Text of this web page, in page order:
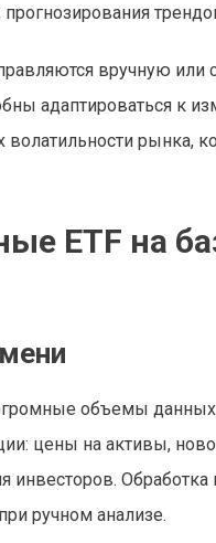
вручную
адаптироваться к
рынка,
ETF на
объемы
цены на активы,
инвесторов.
ручном анализе.